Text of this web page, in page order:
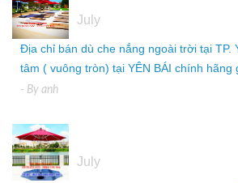
July
Địa chỉ bán dù che nắng ngoài trời tại TP.
tâm ( vuông tròn) tại YÊN BÁI chính hãng
- By anh
July